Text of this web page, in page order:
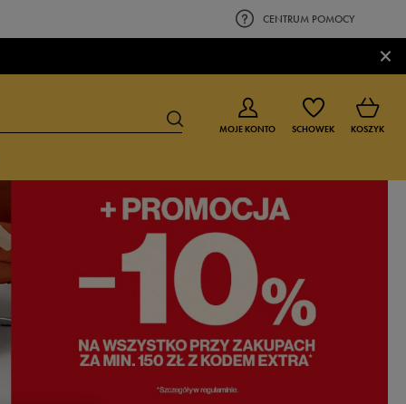
CENTRUM POMOCY
×
BUTY DLA CHŁOPCA BUTY DLA DZIEWCZYNKI
0-4 lat
4-8 lat
9-16 lat
MOJE KONTO SCHOWEK KOSZYK